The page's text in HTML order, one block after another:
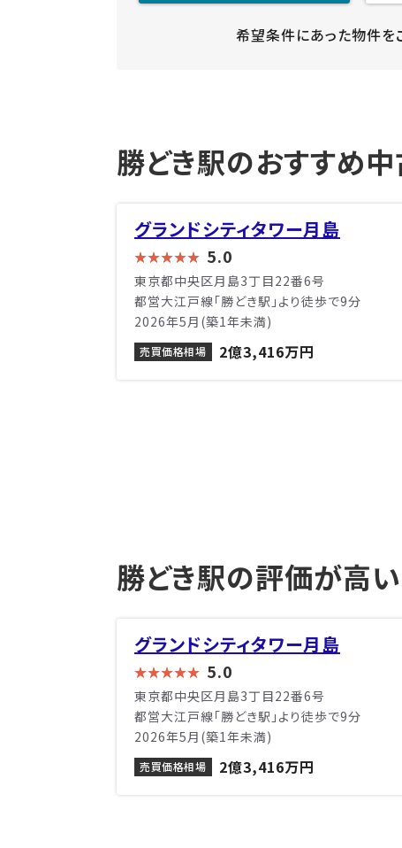
希望条件にあった物件を
勝どき駅のおすすめ
グランドシティタワー月島
5.0
東京都中央区月島3丁目22番6号
都営大江戸線「勝どき駅」より徒歩で9分
2026年5月(築1年未満)
売買価格相場 2億3,416万円
勝どき駅の評価が高
グランドシティタワー月島
5.0
東京都中央区月島3丁目22番6号
都営大江戸線「勝どき駅」より徒歩で9分
2026年5月(築1年未満)
売買価格相場 2億3,416万円